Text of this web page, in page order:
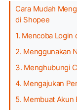
Cara Mudah
di Shopee
1. Mencoba
2. Menggunakan
3. Menghubungi
4. Mengajukan
5. Membuat Akun